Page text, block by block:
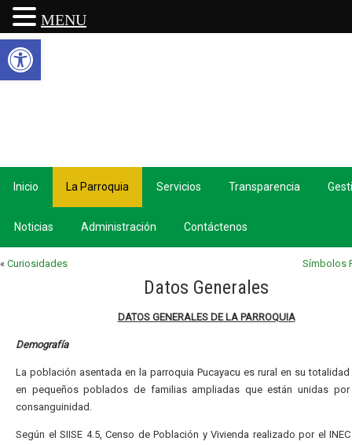
Inicio La Parroquia Servicios Transparencia
Noticias Administración Contáctenos
« Curiosidades Símbolos
Datos Generales
DATOS GENERALES DE LA PARROQUIA
Demografía
La población asentada en la parroquia Pucayacu es rural en su
en pequeños poblados de familias ampliadas que están unidas
consanguinidad.
Según el SIISE 4.5, Censo de Población y Vivienda realizado por el
MENU
Abrir barra de herramientas